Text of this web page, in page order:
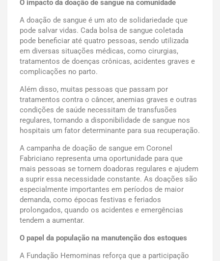
O impacto da doação de sangue na comunidade
A doação de sangue é um ato de solidariedade que
pode salvar vidas. Cada bolsa de sangue coletada
pode beneficiar até quatro pessoas, sendo utilizada
em diversas situações médicas, como cirurgias,
tratamentos de doenças crônicas, acidentes graves e
complicações no parto.
Além disso, muitas pessoas que passam por
tratamentos contra o câncer, anemias graves e outras
condições de saúde necessitam de transfusões
regulares, tornando a disponibilidade de sangue nos
hospitais um fator determinante para sua recuperação.
A campanha de doação de sangue em Coronel
Fabriciano representa uma oportunidade para que
mais pessoas se tornem doadoras regulares e ajudem
a suprir essa necessidade constante. As doações são
especialmente importantes em períodos de maior
demanda, como épocas festivas e feriados
prolongados, quando os acidentes e emergências
tendem a aumentar.
O papel da população na manutenção dos estoques
A Fundação Hemominas reforça que a participação